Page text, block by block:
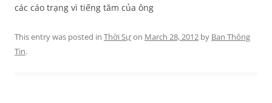
các cáo trạng vì tiếng tăm của ông
This entry was posted in Thời Sựon March 28, 2012 by Ban Thông
Tin.